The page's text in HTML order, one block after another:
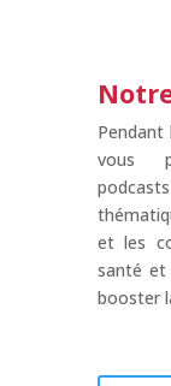
vous
et les
santé et
booster